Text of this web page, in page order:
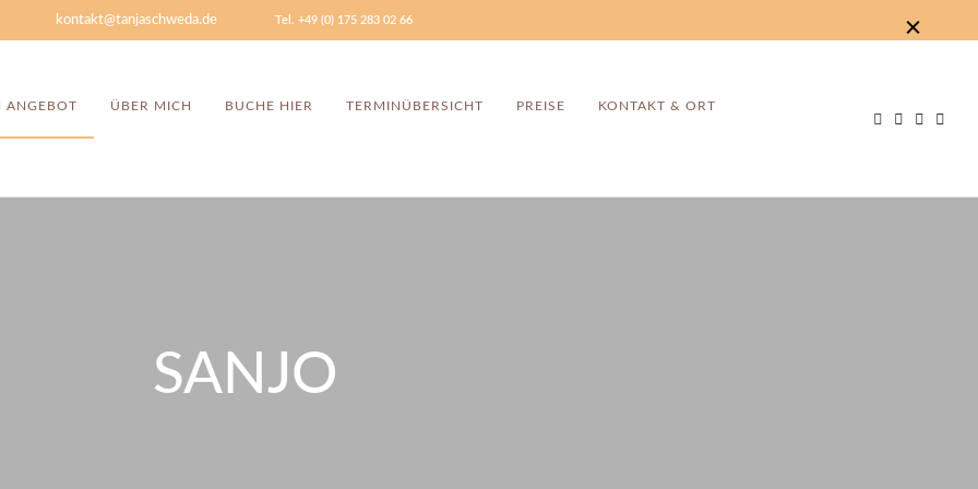
kontakt@tanjaschweda.de Tel. +49 (0) 175 283 02 66
ANGEBOT ÜBER MICH BUCHE HIER TERMINÜBERSICHT PREISE KONTAKT & ORT
SANJO